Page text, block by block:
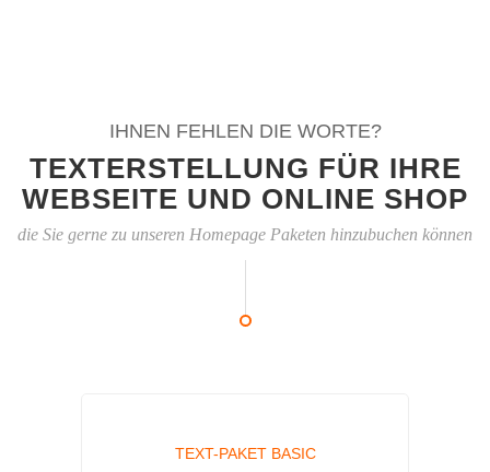
IHNEN FEHLEN DIE WORTE?
TEXTERSTELLUNG FÜR IHRE
WEBSEITE UND ONLINE SHOP
die Sie gerne zu unseren Homepage Paketen hinzubuchen können
TEXT-PAKET BASIC